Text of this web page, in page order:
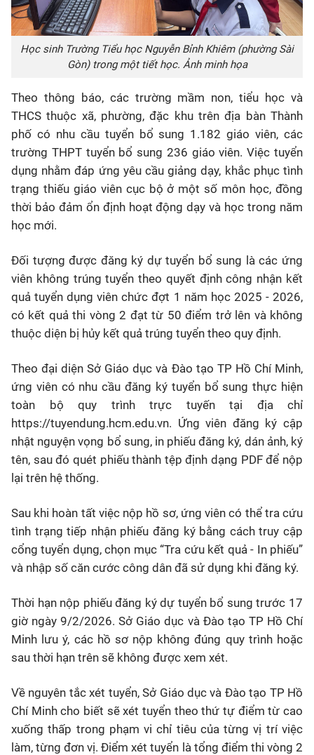
Học sinh Trường Tiểu học Nguyễn Bỉnh Khiêm (phường Sài
Gòn) trong một tiết học. Ảnh minh họa
Theo thông báo, các trường mầm non, tiểu học và
THCS thuộc xã, phường, đặc khu trên địa bàn Thành
phố có nhu cầu tuyển bổ sung 1.182 giáo viên, các
trường THPT tuyển bổ sung 236 giáo viên. Việc tuyển
dụng nhằm đáp ứng yêu cầu giảng dạy, khắc phục tình
trạng thiếu giáo viên cục bộ ở một số môn học, đồng
thời bảo đảm ổn định hoạt động dạy và học trong năm
học mới.
Đối tượng được đăng ký dự tuyển bổ sung là các ứng
viên không trúng tuyển theo quyết định công nhận kết
quả tuyển dụng viên chức đợt 1 năm học 2025 - 2026,
có kết quả thi vòng 2 đạt từ 50 điểm trở lên và không
thuộc diện bị hủy kết quả trúng tuyển theo quy định.
Theo đại diện Sở Giáo dục và Đào tạo TP Hồ Chí Minh,
ứng viên có nhu cầu đăng ký tuyển bổ sung thực hiện
toàn bộ quy trình trực tuyến tại địa chỉ
https://tuyendung.hcm.edu.vn. Ứng viên đăng ký cập
nhật nguyện vọng bổ sung, in phiếu đăng ký, dán ảnh, ký
tên, sau đó quét phiếu thành tệp định dạng PDF để nộp
lại trên hệ thống.
Sau khi hoàn tất việc nộp hồ sơ, ứng viên có thể tra cứu
tình trạng tiếp nhận phiếu đăng ký bằng cách truy cập
cổng tuyển dụng, chọn mục “Tra cứu kết quả - In phiếu”
và nhập số căn cước công dân đã sử dụng khi đăng ký.
Thời hạn nộp phiếu đăng ký dự tuyển bổ sung trước 17
giờ ngày 9/2/2026. Sở Giáo dục và Đào tạo TP Hồ Chí
Minh lưu ý, các hồ sơ nộp không đúng quy trình hoặc
sau thời hạn trên sẽ không được xem xét.
Về nguyên tắc xét tuyển, Sở Giáo dục và Đào tạo TP Hồ
Chí Minh cho biết sẽ xét tuyển theo thứ tự điểm từ cao
xuống thấp trong phạm vi chỉ tiêu của từng vị trí việc
làm, từng đơn vị. Điểm xét tuyển là tổng điểm thi vòng 2